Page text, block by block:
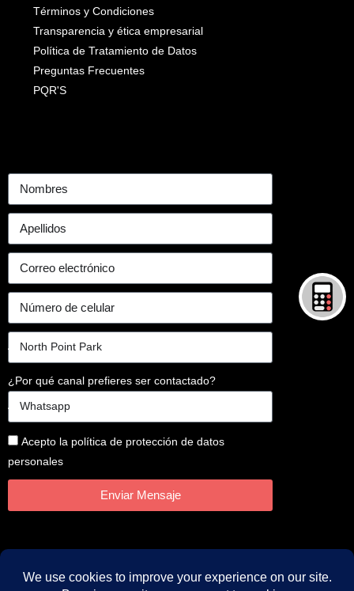
Términos y Condiciones
Transparencia y ética empresarial
Política de Tratamiento de Datos
Preguntas Frecuentes
PQR'S
¿Por qué canal prefieres ser contactado?
Acepto la política de protección de datos
personales
Enviar Mensaje